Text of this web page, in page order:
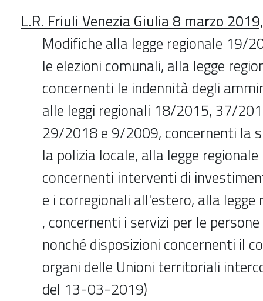
L.R. Friuli Venezia Giulia 8 marzo
Modifiche alla legge regionale 19/
le elezioni comunali, alla legge
concernenti le indennità degli
alle leggi regionali 18/2015, 37/
29/2018 e 9/2009, concernenti la
la polizia locale, alla legge
concernenti interventi di
e i corregionali all'estero, alla
, concernenti i servizi per le
nonché disposizioni concernenti il
organi delle Unioni territoriali
del 13-03-2019)